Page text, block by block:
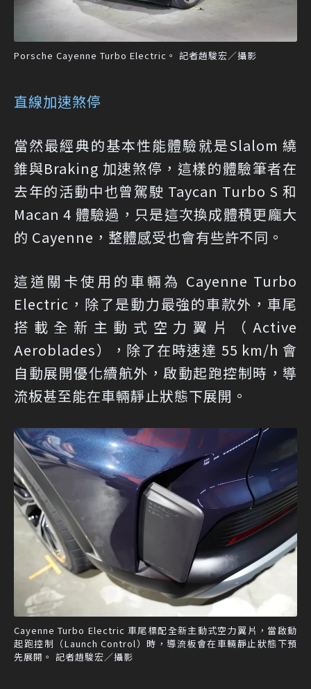
Porsche Cayenne Turbo Electric。 記者趙駿宏／攝影
直線加速煞停
當然最經典的基本性能體驗就是Slalom 繞
錐與Braking 加速煞停，這樣的體驗筆者在
去年的活動中也曾駕駛 Taycan Turbo S 和
Macan 4 體驗過，只是這次換成體積更龐大
的 Cayenne，整體感受也會有些許不同。
這道關卡使用的車輛為 Cayenne Turbo
Electric，除了是動力最強的車款外，車尾
搭載全新主動式空力翼片（Active
Aeroblades），除了在時速達 55 km/h 會
自動展開優化續航外，啟動起跑控制時，導
流板甚至能在車輛靜止狀態下展開。
Cayenne Turbo Electric 車尾標配全新主動式空力翼片，當啟動
起跑控制（Launch Control）時，導流板會在車輛靜止狀態下預
先展開。 記者趙駿宏／攝影